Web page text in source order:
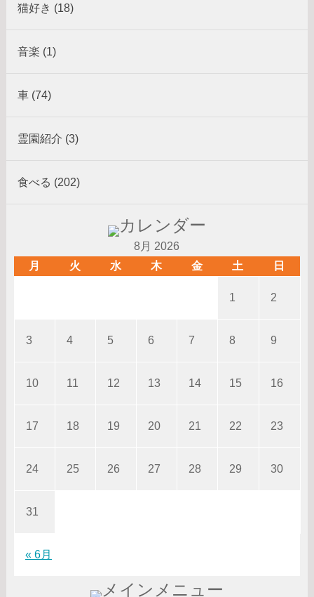
猫好き (18)
音楽 (1)
車 (74)
霊園紹介 (3)
食べる (202)
8月 2026
月
火 水 木 金 土 日
« 6月
1 2
3 4 5 6 7 8 9
10 11 12 13 14 15 16
17 18 19 20 21 22 23
24 25 26 27 28 29 30
31